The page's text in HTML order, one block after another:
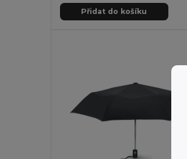
Přidat do košíku